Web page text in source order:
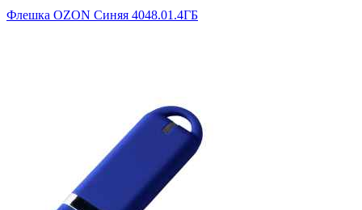
Флешка OZON Синяя 4048.01.4ГБ